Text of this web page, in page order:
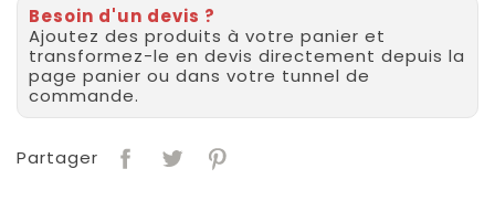
Besoin d'un devis ?
Ajoutez des produits à votre panier et
transformez-le en devis directement depuis la
page panier ou dans votre tunnel de
commande.
Partager